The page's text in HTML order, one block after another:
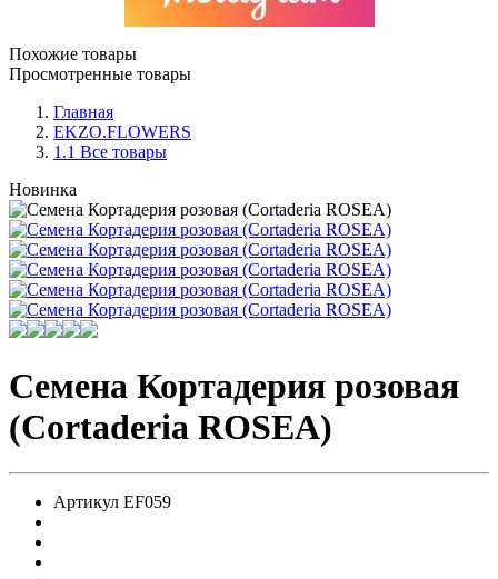
Похожие товары
Просмотренные товары
Главная
EKZO.FLOWERS
1.1 Все товары
Новинка
Семена Кортадерия розовая
(Cortaderia ROSEA)
Артикул EF059